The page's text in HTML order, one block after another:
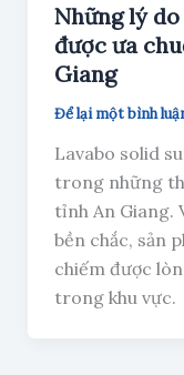
Những lý
được ưa
Giang
Để lại một bình
Lavabo solid
trong những
tỉnh An Giang.
bền chắc, sản
chiếm được
trong khu vực.